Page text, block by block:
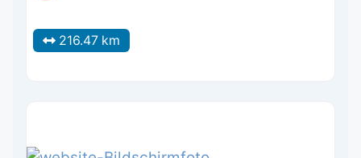
216.47 km